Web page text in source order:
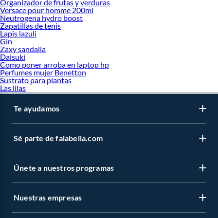
Zapatillas Fila
Zapatillas Puma
Zapatillas Skechers
Zapatillas Vans
Zapatillas Vizzano
Zapatillas New balance
Zapatillas Under Armour
Zapatillas para niñas
Zapatillas para niños
Zapatos para niños
Sandalias para niños
Botas para niñas
Zapatillas blancas
Outlet zapatillas
Zapatillas Adidas blancas
Zapatillas Adidas negras
Zapatillas en oferta
Zapatillas running hombre
Organizador de frutas y verduras
Versace pour homme 200ml
Neutrogena hydro boost
Zapatillas de tenis
Lapis lazuli
Gin
Zaxy sandalia
Daisuki
Como poner arroba en laptop hp
Perfumes mujer Benetton
Sustrato para plantas
Las lilas
Te ayudamos
Sé parte de falabella.com
Únete a nuestros programas
Nuestras empresas